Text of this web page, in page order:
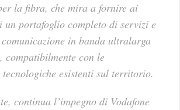
la fibra, che mira a fornire ai
portafoglio completo di servizi e
in banda ultralarga
con le
esistenti sul territorio.
continua l’impegno di Vodafone